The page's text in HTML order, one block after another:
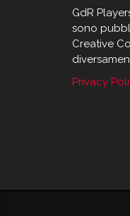
GdR
sono
Creative
Privacy